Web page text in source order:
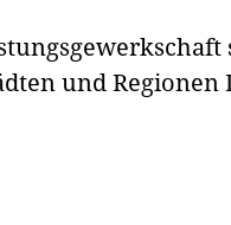
und Regionen